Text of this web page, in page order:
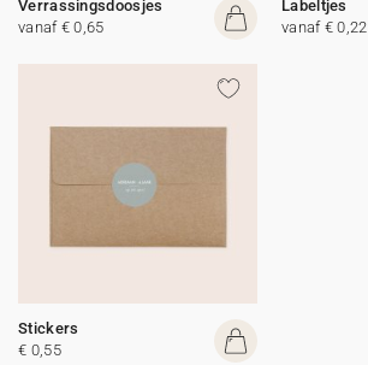
Verrassingsdoosjes
vanaf € 0,65
Labeltjes
vanaf € 0,22
Stickers
€ 0,55